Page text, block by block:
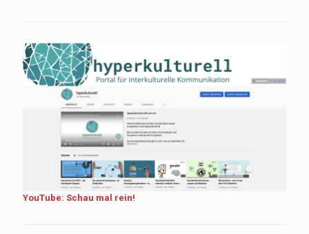
YouTube: Schau mal rein!